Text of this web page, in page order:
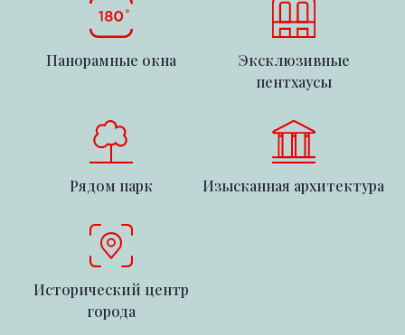
Панорамные окна
Эксклюзивные
пентхаусы
Рядом парк Изысканная архитектура
Исторический центр
города